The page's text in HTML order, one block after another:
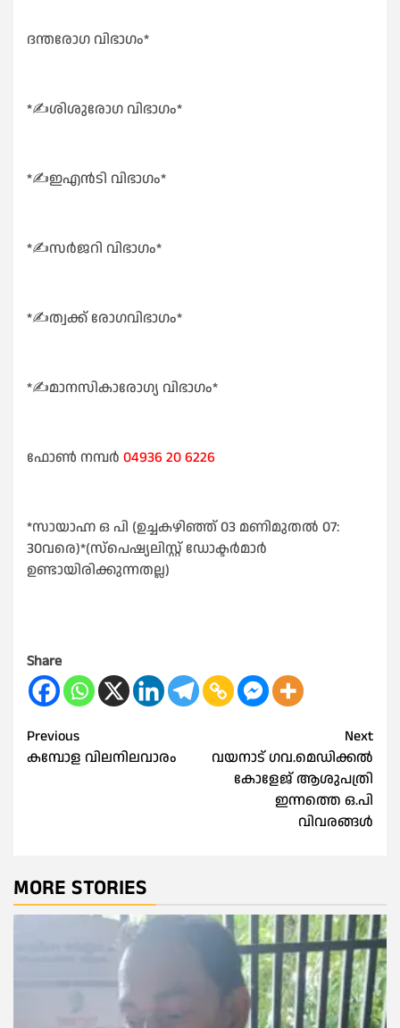
ദന്തരോഗ വിഭാഗം*
*✍️ശിശുരോഗ വിഭാഗം*
*✍️ഇഎൻടി വിഭാഗം*
*✍️സർജറി വിഭാഗം*
*✍️ത്വക്ക് രോഗവിഭാഗം*
*✍️മാനസികാരോഗ്യ വിഭാഗം*
ഫോൺ നമ്പർ 04936 20 6226
*സായാഹ്ന ഒ പി (ഉച്ചകഴിഞ്ഞ് 03 മണിമുതൽ 07:
30വരെ)*(സ്പെഷ്യലിസ്റ്റ് ഡോക്ടർമാർ
ഉണ്ടായിരിക്കുന്നതല്ല)
Share
Post
navigation
Previous
കമ്പോള വിലനിലവാരം
Next
വയനാട് ഗവ.മെഡിക്കൽ
കോളേജ് ആശുപത്രി
ഇന്നത്തെ ഒ.പി
വിവരങ്ങൾ
MORE STORIES